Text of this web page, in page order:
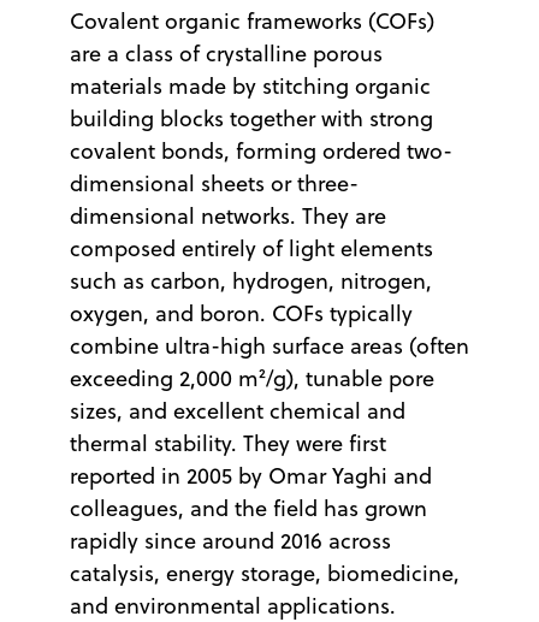
Covalent organic frameworks (COFs)
are a class of crystalline porous
materials made by stitching organic
building blocks together with strong
covalent bonds, forming ordered two-
dimensional sheets or three-
dimensional networks. They are
composed entirely of light elements
such as carbon, hydrogen, nitrogen,
oxygen, and boron. COFs typically
combine ultra-high surface areas (often
exceeding 2,000 m²/g), tunable pore
sizes, and excellent chemical and
thermal stability. They were first
reported in 2005 by Omar Yaghi and
colleagues, and the field has grown
rapidly since around 2016 across
catalysis, energy storage, biomedicine,
and environmental applications.